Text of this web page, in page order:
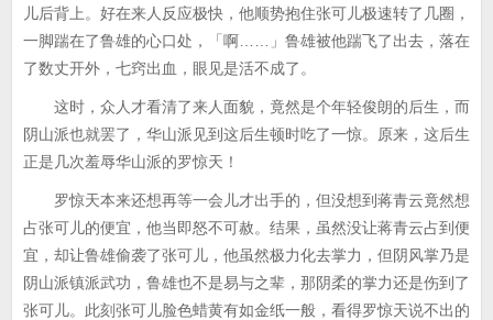
儿后背上。好在来人反应极快，他顺势抱住张可儿极速转了几圈，
一脚踹在了鲁雄的心口处，「啊……」鲁雄被他踹飞了出去，落在
了数丈开外，七窍出血，眼见是活不成了。
这时，众人才看清了来人面貌，竟然是个年轻俊朗的后生，而
阴山派也就罢了，华山派见到这后生顿时吃了一惊。原来，这后生
正是几次羞辱华山派的罗惊天！
罗惊天本来还想再等一会儿才出手的，但没想到蒋青云竟然想
占张可儿的便宜，他当即怒不可赦。结果，虽然没让蒋青云占到便
宜，却让鲁雄偷袭了张可儿，他虽然极力化去掌力，但阴风掌乃是
阴山派镇派武功，鲁雄也不是易与之辈，那阴柔的掌力还是伤到了
张可儿。此刻张可儿脸色蜡黄有如金纸一般，看得罗惊天说不出的